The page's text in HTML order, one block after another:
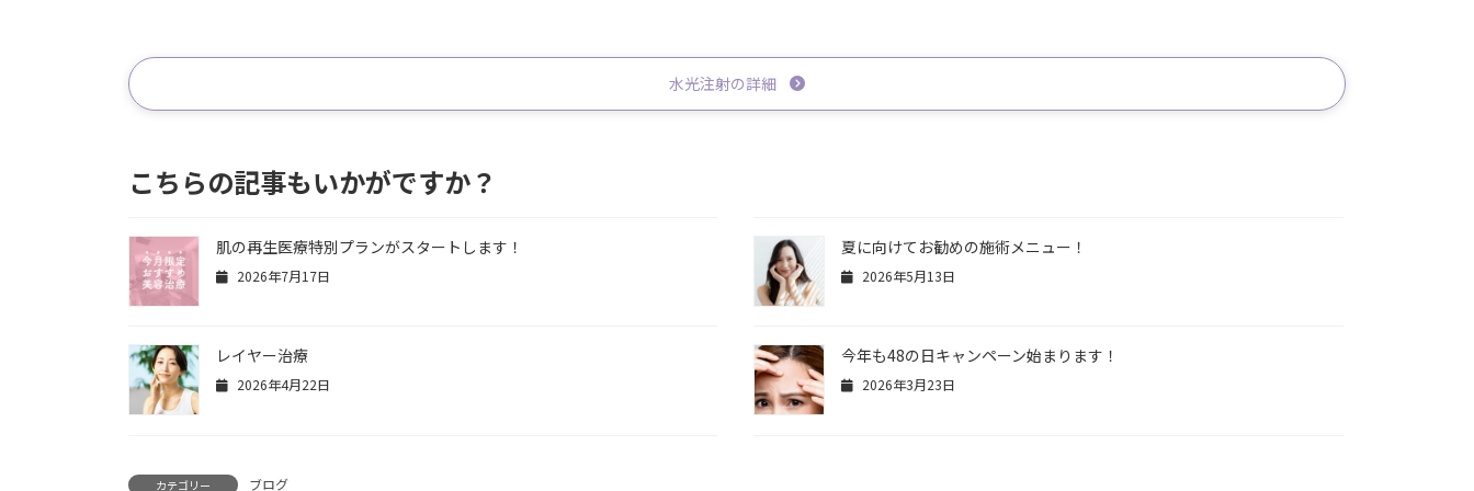
水光注射の詳細
こちらの記事もいかがですか？
肌の再生医療特別プランがスタートします！
2026年7月17日
夏に向けてお勧めの施術メニュー！
2026年5月13日
レイヤー治療
2026年4月22日
今年も48の日キャンペーン始まります！
2026年3月23日
カテゴリー ブログ